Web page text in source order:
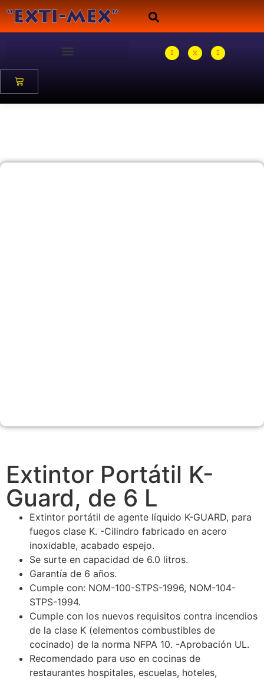
Extintor Portátil K-
Guard, de 6 L
Extintor portátil de agente líquido K-GUARD, para
fuegos clase K. -Cilindro fabricado en acero
inoxidable, acabado espejo.
Se surte en capacidad de 6.0 litros.
Garantía de 6 años.
Cumple con: NOM-100-STPS-1996, NOM-104-
STPS-1994.
Cumple con los nuevos requisitos contra incendios
de la clase K (elementos combustibles de
cocinado) de la norma NFPA 10. -Aprobación UL.
Recomendado para uso en cocinas de
restaurantes hospitales, escuelas, hoteles,